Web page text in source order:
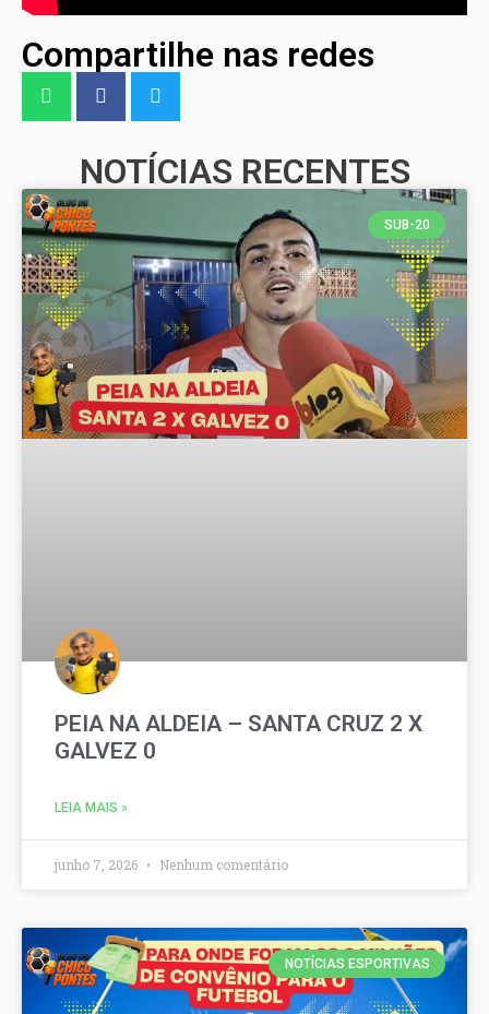
Compartilhe nas redes
NOTÍCIAS RECENTES
SUB-20
PEIA NA ALDEIA – SANTA CRUZ 2 X
GALVEZ 0
LEIA MAIS »
junho 7, 2026 Nenhum comentário
NOTÍCIAS ESPORTIVAS